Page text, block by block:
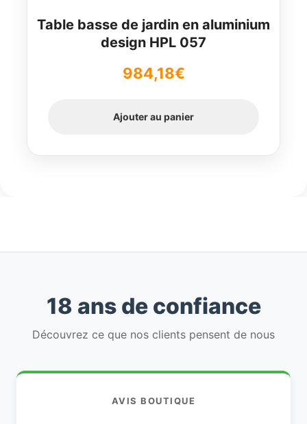
Table basse de jardin en aluminium
design HPL 057
984,18€
Ajouter au panier
18 ans de confiance
Découvrez ce que nos clients pensent de nous
AVIS BOUTIQUE